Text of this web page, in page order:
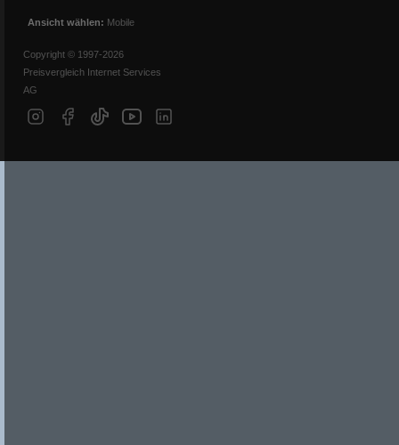
Ansicht wählen: Mobile
Copyright © 1997-2026
Preisvergleich Internet Services
AG